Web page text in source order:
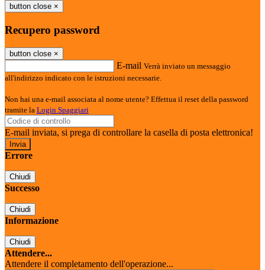
button close ×
Recupero password
button close ×
E-mail Verrà inviato un messaggio
all'indirizzo indicato con le istruzioni necessarie.
Non hai una e-mail associata al nome utente? Effettua il reset della password
tramite la Login Spaggiari
E-mail inviata, si prega di controllare la casella di posta elettronica!
Errore
Chiudi
Successo
Chiudi
Informazione
Chiudi
Attendere...
Attendere il completamento dell'operazione...